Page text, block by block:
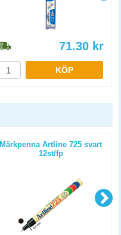
71.30 kr
KÖP
Märkpenna Artline 725 svart
12st/fp